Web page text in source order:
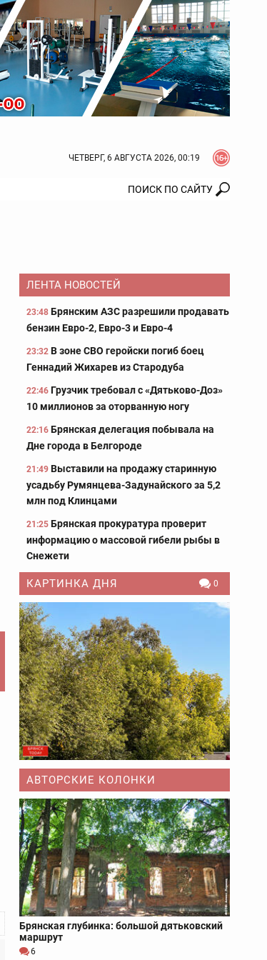
ЧЕТВЕРГ, 6 АВГУСТА 2026, 00:19
ЛЕНТА НОВОСТЕЙ
23:48 Брянским АЗС разрешили продавать
бензин Евро-2, Евро-3 и Евро-4
23:32 В зоне СВО геройски погиб боец
Геннадий Жихарев из Стародуба
22:46 Грузчик требовал с «Дятьково-Доз»
10 миллионов за оторванную ногу
22:16 Брянская делегация побывала на
Дне города в Белгороде
21:49 Выставили на продажу старинную
усадьбу Румянцева-Задунайского за 5,2
млн под Клинцами
21:25 Брянская прокуратура проверит
информацию о массовой гибели рыбы в
Снежети
КАРТИНКА ДНЯ 0
АВТОРСКИЕ КОЛОНКИ
Брянская глубинка: большой дятьковский
маршрут
6